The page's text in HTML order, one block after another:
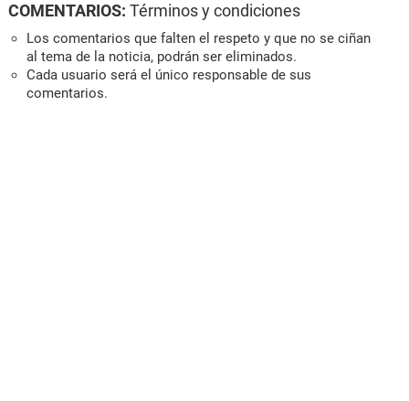
COMENTARIOS: Términos y condiciones
Los comentarios que falten el respeto y que no se ciñan
al tema de la noticia, podrán ser eliminados.
Cada usuario será el único responsable de sus
comentarios.